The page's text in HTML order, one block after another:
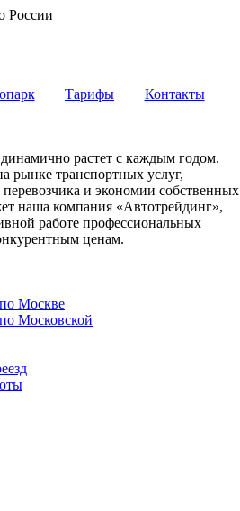
России
Тарифы Контакты
растет с каждым годом.
рынке транспортных услуг,
перевозчика и экономии собственных
наша компания «Автотрейдинг»,
работе профессиональных
ценам.
Москве
Московской